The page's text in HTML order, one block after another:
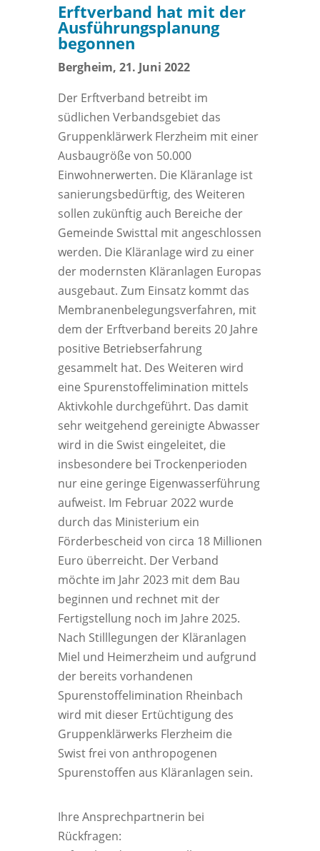
Erftverband hat mit der
Ausführungsplanung
begonnen
Bergheim, 21. Juni 2022
Der Erftverband betreibt im
südlichen Verbandsgebiet das
Gruppenklärwerk Flerzheim mit einer
Ausbaugröße von 50.000
Einwohnerwerten. Die Kläranlage ist
sanierungsbedürftig, des Weiteren
sollen zukünftig auch Bereiche der
Gemeinde Swisttal mit angeschlossen
werden. Die Kläranlage wird zu einer
der modernsten Kläranlagen Europas
ausgebaut. Zum Einsatz kommt das
Membranenbelegungsverfahren, mit
dem der Erftverband bereits 20 Jahre
positive Betriebserfahrung
gesammelt hat. Des Weiteren wird
eine Spurenstoffelimination mittels
Aktivkohle durchgeführt. Das damit
sehr weitgehend gereinigte Abwasser
wird in die Swist eingeleitet, die
insbesondere bei Trockenperioden
nur eine geringe Eigenwasserführung
aufweist. Im Februar 2022 wurde
durch das Ministerium ein
Förderbescheid von circa 18 Millionen
Euro überreicht. Der Verband
möchte im Jahr 2023 mit dem Bau
beginnen und rechnet mit der
Fertigstellung noch im Jahre 2025.
Nach Stilllegungen der Kläranlagen
Miel und Heimerzheim und aufgrund
der bereits vorhandenen
Spurenstoffelimination Rheinbach
wird mit dieser Ertüchtigung des
Gruppenklärwerks Flerzheim die
Swist frei von anthropogenen
Spurenstoffen aus Kläranlagen sein.
Ihre Ansprechpartnerin bei
Rückfragen: